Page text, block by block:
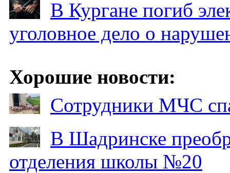
В Кургане погиб
уголовное дело о
Хорошие новости:
Сотрудники МЧС
В Шадринске
отделения школы №20